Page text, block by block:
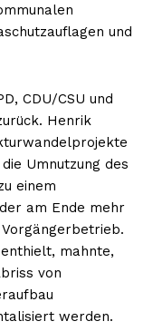
und
CDU/CSU und
Henrik
Umnutzung des
einem
am Ende mehr
mahnte,
von
werden.